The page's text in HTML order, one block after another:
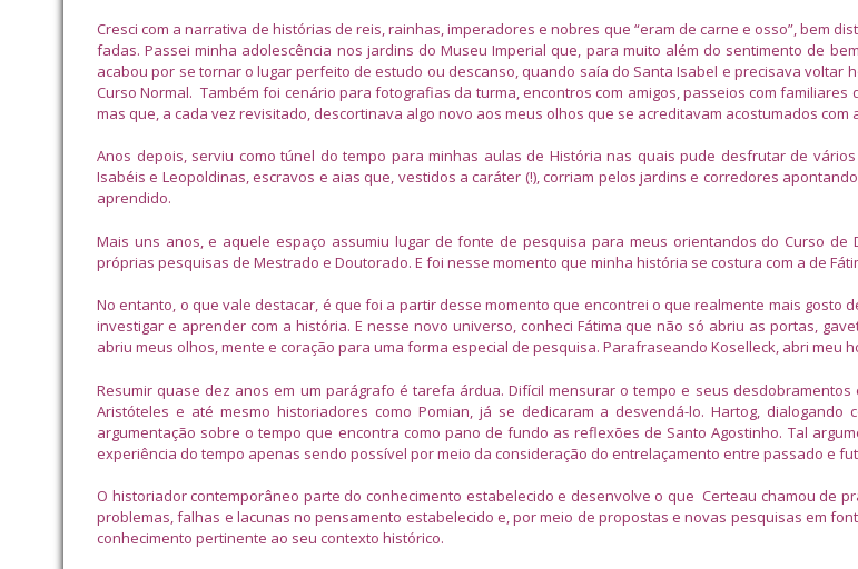
Cresci com a narrativa de histórias de reis, rainhas, imperadores e nobres que “eram de carne e osso”, bem
fadas. Passei minha adolescência nos jardins do Museu Imperial que, para muito além do sentimento de
acabou por se tornar o lugar perfeito de estudo ou descanso, quando saía do Santa Isabel e precisava voltar
Curso Normal. Também foi cenário para fotografias da turma, encontros com amigos, passeios com familiares
mas que, a cada vez revisitado, descortinava algo novo aos meus olhos que se acreditavam acostumados com
Anos depois, serviu como túnel do tempo para minhas aulas de História nas quais pude desfrutar de vários
Isabéis e Leopoldinas, escravos e aias que, vestidos a caráter (!), corriam pelos jardins e corredores
aprendido.
Mais uns anos, e aquele espaço assumiu lugar de fonte de pesquisa para meus orientandos do Curso de
próprias pesquisas de Mestrado e Doutorado. E foi nesse momento que minha história se costura com a de
No entanto, o que vale destacar, é que foi a partir desse momento que encontrei o que realmente mais gosto
investigar e aprender com a história. E nesse novo universo, conheci Fátima que não só abriu as portas,
abriu meus olhos, mente e coração para uma forma especial de pesquisa. Parafraseando Koselleck, abri meu
Resumir quase dez anos em um parágrafo é tarefa árdua. Difícil mensurar o tempo e seus desdobramentos
Aristóteles e até mesmo historiadores como Pomian, já se dedicaram a desvendá-lo. Hartog, dialogando
argumentação sobre o tempo que encontra como pano de fundo as reflexões de Santo Agostinho. Tal
experiência do tempo apenas sendo possível por meio da consideração do entrelaçamento entre passado e
O historiador contemporâneo parte do conhecimento estabelecido e desenvolve o que Certeau chamou de
problemas, falhas e lacunas no pensamento estabelecido e, por meio de propostas e novas pesquisas em
conhecimento pertinente ao seu contexto histórico.